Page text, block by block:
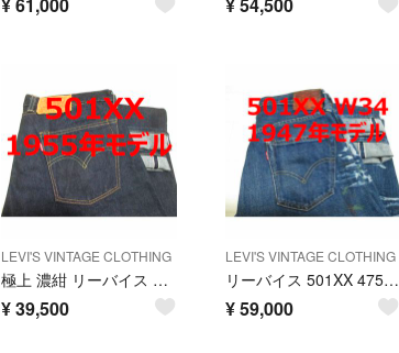
¥61,000 ¥54,500
LEVI'S VINTAGE CLOTHING
極上 濃紺 リーバイス 501XX 55501 1955年モデル 501
¥39,500
LEVI'S VINTAGE CLOTHING
リーバイス 501XX 47501 1947年モデル 47501-0068
¥59,000